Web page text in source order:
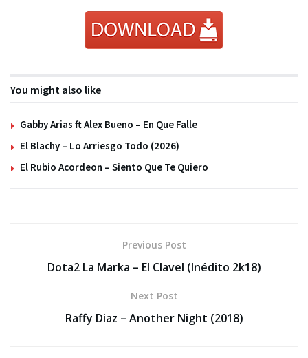
You might also like
Gabby Arias ft Alex Bueno – En Que Falle
El Blachy – Lo Arriesgo Todo (2026)
El Rubio Acordeon – Siento Que Te Quiero
Previous Post
Dota2 La Marka – El Clavel (Inédito 2k18)
Next Post
Raffy Diaz – Another Night (2018)